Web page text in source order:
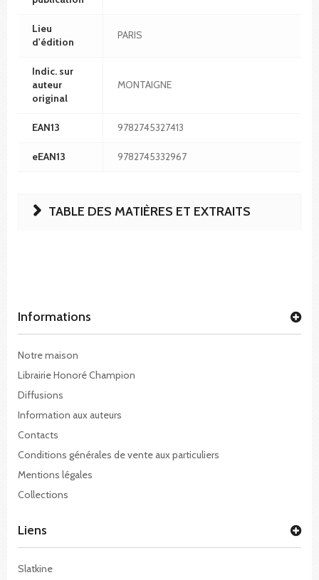
Lieu
d'édition
PARIS
Indic. sur
auteur
original
MONTAIGNE
EAN13 9782745327413
eEAN13 9782745332967
TABLE DES MATIÈRES ET EXTRAITS
Informations
Notre maison
Librairie Honoré Champion
Diffusions
Information aux auteurs
Contacts
Conditions générales de vente aux particuliers
Mentions légales
Collections
Liens
Slatkine